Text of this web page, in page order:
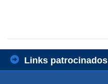
Links patrocinados